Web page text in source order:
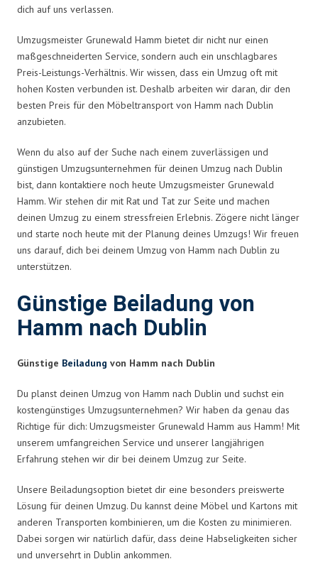
dich auf uns verlassen.
Umzugsmeister Grunewald Hamm bietet dir nicht nur einen
maßgeschneiderten Service, sondern auch ein unschlagbares
Preis-Leistungs-Verhältnis. Wir wissen, dass ein Umzug oft mit
hohen Kosten verbunden ist. Deshalb arbeiten wir daran, dir den
besten Preis für den Möbeltransport von Hamm nach Dublin
anzubieten.
Wenn du also auf der Suche nach einem zuverlässigen und
günstigen Umzugsunternehmen für deinen Umzug nach Dublin
bist, dann kontaktiere noch heute Umzugsmeister Grunewald
Hamm. Wir stehen dir mit Rat und Tat zur Seite und machen
deinen Umzug zu einem stressfreien Erlebnis. Zögere nicht länger
und starte noch heute mit der Planung deines Umzugs! Wir freuen
uns darauf, dich bei deinem Umzug von Hamm nach Dublin zu
unterstützen.
Günstige Beiladung von
Hamm nach Dublin
Günstige Beiladung von Hamm nach Dublin
Du planst deinen Umzug von Hamm nach Dublin und suchst ein
kostengünstiges Umzugsunternehmen? Wir haben da genau das
Richtige für dich: Umzugsmeister Grunewald Hamm aus Hamm! Mit
unserem umfangreichen Service und unserer langjährigen
Erfahrung stehen wir dir bei deinem Umzug zur Seite.
Unsere Beiladungsoption bietet dir eine besonders preiswerte
Lösung für deinen Umzug. Du kannst deine Möbel und Kartons mit
anderen Transporten kombinieren, um die Kosten zu minimieren.
Dabei sorgen wir natürlich dafür, dass deine Habseligkeiten sicher
und unversehrt in Dublin ankommen.